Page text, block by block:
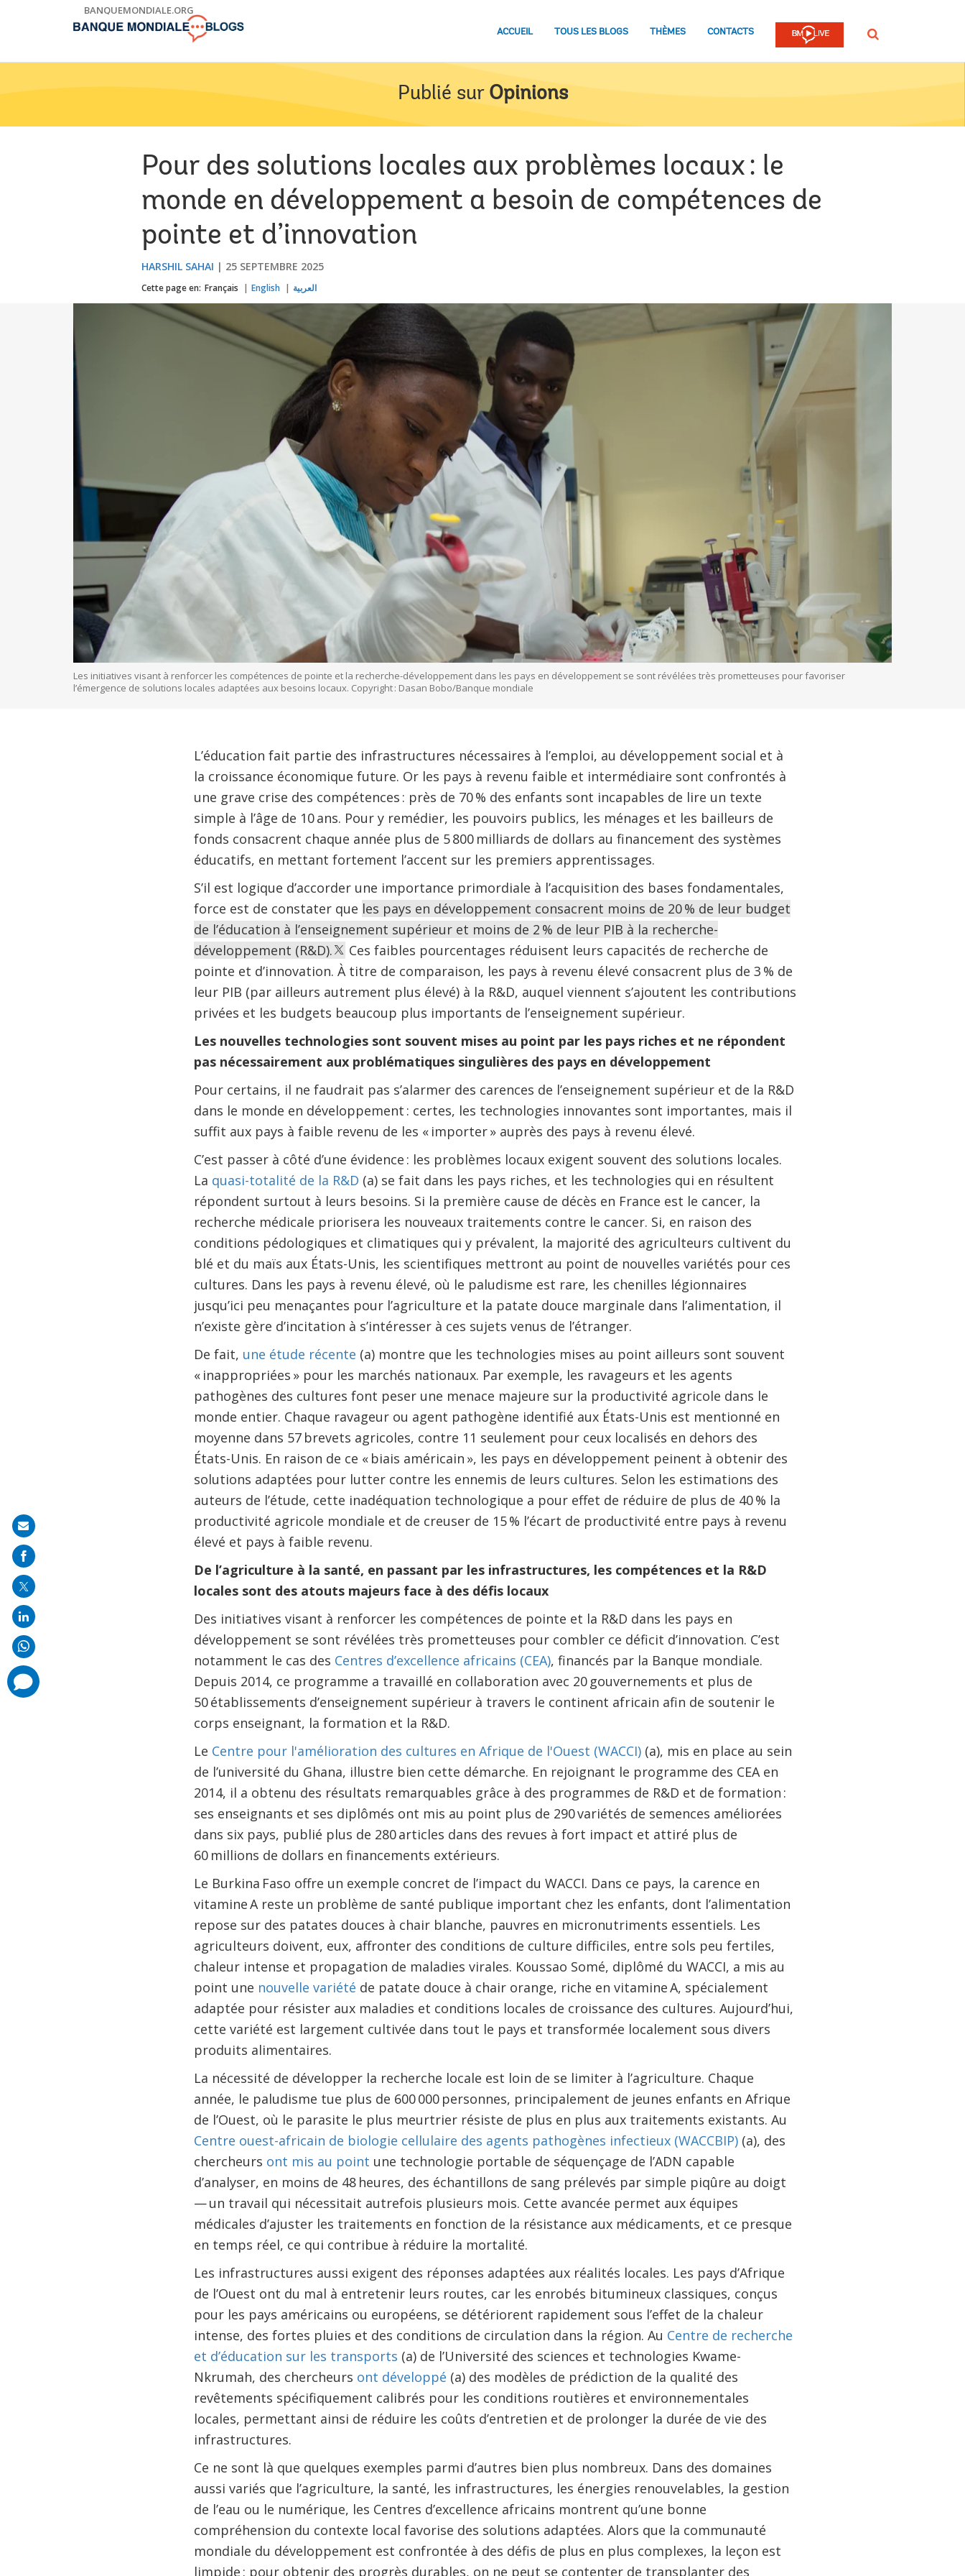
BANQUEMONDIALE.ORG
ACCUEIL TOUS LES BLOGS THÈMES CONTACTS Rechercher
Publié sur Opinions
Pour des solutions locales aux problèmes locaux : le
monde en développement a besoin de compétences de
pointe et d’innovation
HARSHIL SAHAI 25 SEPTEMBRE 2025
Cette page en: Français English العربية
Les initiatives visant à renforcer les compétences de pointe et la recherche-développement dans les pays en développement se sont révélées très prometteuses pour favoriser
l’émergence de solutions locales adaptées aux besoins locaux. Copyright : Dasan Bobo/Banque mondiale
L’éducation fait partie des infrastructures nécessaires à l’emploi, au développement social et à
la croissance économique future. Or les pays à revenu faible et intermédiaire sont confrontés à
une grave crise des compétences : près de 70 % des enfants sont incapables de lire un texte
simple à l’âge de 10 ans. Pour y remédier, les pouvoirs publics, les ménages et les bailleurs de
fonds consacrent chaque année plus de 5 800 milliards de dollars au financement des systèmes
éducatifs, en mettant fortement l’accent sur les premiers apprentissages.
S’il est logique d’accorder une importance primordiale à l’acquisition des bases fondamentales,
force est de constater que les pays en développement consacrent moins de 20 % de leur budget
de l’éducation à l’enseignement supérieur et moins de 2 % de leur PIB à la recherche-
développement (R&D).
Ces faibles pourcentages réduisent leurs capacités de recherche de
pointe et d’innovation. À titre de comparaison, les pays à revenu élevé consacrent plus de 3 % de
leur PIB (par ailleurs autrement plus élevé) à la R&D, auquel viennent s’ajoutent les contributions
privées et les budgets beaucoup plus importants de l’enseignement supérieur.
Les nouvelles technologies sont souvent mises au point par les pays riches et ne répondent
pas nécessairement aux problématiques singulières des pays en développement
Pour certains, il ne faudrait pas s’alarmer des carences de l’enseignement supérieur et de la R&D
dans le monde en développement : certes, les technologies innovantes sont importantes, mais il
suffit aux pays à faible revenu de les « importer » auprès des pays à revenu élevé.
C’est passer à côté d’une évidence : les problèmes locaux exigent souvent des solutions locales.
La quasi-totalité de la R&D (a) se fait dans les pays riches, et les technologies qui en résultent
répondent surtout à leurs besoins. Si la première cause de décès en France est le cancer, la
recherche médicale priorisera les nouveaux traitements contre le cancer. Si, en raison des
conditions pédologiques et climatiques qui y prévalent, la majorité des agriculteurs cultivent du
blé et du maïs aux États-Unis, les scientifiques mettront au point de nouvelles variétés pour ces
cultures. Dans les pays à revenu élevé, où le paludisme est rare, les chenilles légionnaires
jusqu’ici peu menaçantes pour l’agriculture et la patate douce marginale dans l’alimentation, il
n’existe gère d’incitation à s’intéresser à ces sujets venus de l’étranger.
De fait, une étude récente (a) montre que les technologies mises au point ailleurs sont souvent
« inappropriées » pour les marchés nationaux. Par exemple, les ravageurs et les agents
pathogènes des cultures font peser une menace majeure sur la productivité agricole dans le
monde entier. Chaque ravageur ou agent pathogène identifié aux États-Unis est mentionné en
moyenne dans 57 brevets agricoles, contre 11 seulement pour ceux localisés en dehors des
États-Unis. En raison de ce « biais américain », les pays en développement peinent à obtenir des
solutions adaptées pour lutter contre les ennemis de leurs cultures. Selon les estimations des
auteurs de l’étude, cette inadéquation technologique a pour effet de réduire de plus de 40 % la
productivité agricole mondiale et de creuser de 15 % l’écart de productivité entre pays à revenu
élevé et pays à faible revenu.
De l’agriculture à la santé, en passant par les infrastructures, les compétences et la R&D
locales sont des atouts majeurs face à des défis locaux
Des initiatives visant à renforcer les compétences de pointe et la R&D dans les pays en
développement se sont révélées très prometteuses pour combler ce déficit d’innovation. C’est
notamment le cas des Centres d’excellence africains (CEA), financés par la Banque mondiale.
Depuis 2014, ce programme a travaillé en collaboration avec 20 gouvernements et plus de
50 établissements d’enseignement supérieur à travers le continent africain afin de soutenir le
corps enseignant, la formation et la R&D.
Le Centre pour l'amélioration des cultures en Afrique de l'Ouest (WACCI)(a), mis en place au sein
de l’université du Ghana, illustre bien cette démarche. En rejoignant le programme des CEA en
2014, il a obtenu des résultats remarquables grâce à des programmes de R&D et de formation :
ses enseignants et ses diplômés ont mis au point plus de 290 variétés de semences améliorées
dans six pays, publié plus de 280 articles dans des revues à fort impact et attiré plus de
60 millions de dollars en financements extérieurs.
Le Burkina Faso offre un exemple concret de l’impact du WACCI. Dans ce pays, la carence en
vitamine A reste un problème de santé publique important chez les enfants, dont l’alimentation
repose sur des patates douces à chair blanche, pauvres en micronutriments essentiels. Les
agriculteurs doivent, eux, affronter des conditions de culture difficiles, entre sols peu fertiles,
chaleur intense et propagation de maladies virales. Koussao Somé, diplômé du WACCI, a mis au
point une nouvelle variété de patate douce à chair orange, riche en vitamine A, spécialement
adaptée pour résister aux maladies et conditions locales de croissance des cultures. Aujourd’hui,
cette variété est largement cultivée dans tout le pays et transformée localement sous divers
produits alimentaires.
La nécessité de développer la recherche locale est loin de se limiter à l’agriculture. Chaque
année, le paludisme tue plus de 600 000 personnes, principalement de jeunes enfants en Afrique
de l’Ouest, où le parasite le plus meurtrier résiste de plus en plus aux traitements existants. Au
Centre ouest-africain de biologie cellulaire des agents pathogènes infectieux (WACCBIP)(a), des
chercheurs ont mis au point une technologie portable de séquençage de l’ADN capable
d’analyser, en moins de 48 heures, des échantillons de sang prélevés par simple piqûre au doigt
— un travail qui nécessitait autrefois plusieurs mois. Cette avancée permet aux équipes
médicales d’ajuster les traitements en fonction de la résistance aux médicaments, et ce presque
en temps réel, ce qui contribue à réduire la mortalité.
Les infrastructures aussi exigent des réponses adaptées aux réalités locales. Les pays d’Afrique
de l’Ouest ont du mal à entretenir leurs routes, car les enrobés bitumineux classiques, conçus
pour les pays américains ou européens, se détériorent rapidement sous l’effet de la chaleur
intense, des fortes pluies et des conditions de circulation dans la région. Au Centre de recherche
et d’éducation sur les transports (a) de l’Université des sciences et technologies Kwame-
Nkrumah, des chercheurs ont développé (a) des modèles de prédiction de la qualité des
revêtements spécifiquement calibrés pour les conditions routières et environnementales
locales, permettant ainsi de réduire les coûts d’entretien et de prolonger la durée de vie des
infrastructures.
Ce ne sont là que quelques exemples parmi d’autres bien plus nombreux. Dans des domaines
aussi variés que l’agriculture, la santé, les infrastructures, les énergies renouvelables, la gestion
de l’eau ou le numérique, les Centres d’excellence africains montrent qu’une bonne
compréhension du contexte local favorise des solutions adaptées. Alors que la communauté
mondiale du développement est confrontée à des défis de plus en plus complexes, la leçon est
limpide : pour obtenir des progrès durables, on ne peut se contenter de transplanter des
Share
on
mail
comments
added